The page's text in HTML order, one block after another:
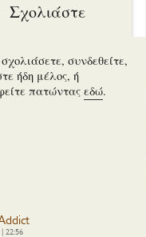
Σχολιάστε
συνδεθείτε,
ήδη μέλος, ή
πατώντας εδώ.
| 22:56